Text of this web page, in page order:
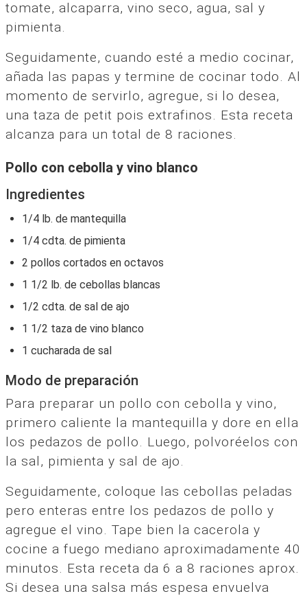
tomate, alcaparra, vino seco, agua, sal y
pimienta.
Seguidamente, cuando esté a medio cocinar,
añada las papas y termine de cocinar todo. Al
momento de servirlo, agregue, si lo desea,
una taza de petit pois extrafinos. Esta receta
alcanza para un total de 8 raciones.
Pollo con cebolla y vino blanco
Ingredientes
1/4 lb. de mantequilla
1/4 cdta. de pimienta
2 pollos cortados en octavos
1 1/2 lb. de cebollas blancas
1/2 cdta. de sal de ajo
1 1/2 taza de vino blanco
1 cucharada de sal
Modo de preparación
Para preparar un pollo con cebolla y vino,
primero caliente la mantequilla y dore en ella
los pedazos de pollo. Luego, polvoréelos con
la sal, pimienta y sal de ajo.
Seguidamente, coloque las cebollas peladas
pero enteras entre los pedazos de pollo y
agregue el vino. Tape bien la cacerola y
cocine a fuego mediano aproximadamente 40
minutos. Esta receta da 6 a 8 raciones aprox.
Si desea una salsa más espesa envuelva